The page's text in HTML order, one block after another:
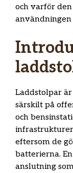
och varför
Laddstolpar
särskilt på
och
eftersom de
batterierna.
anslutning